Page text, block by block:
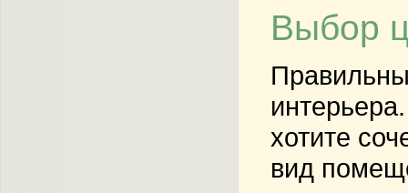
Выбор
хотите
вид